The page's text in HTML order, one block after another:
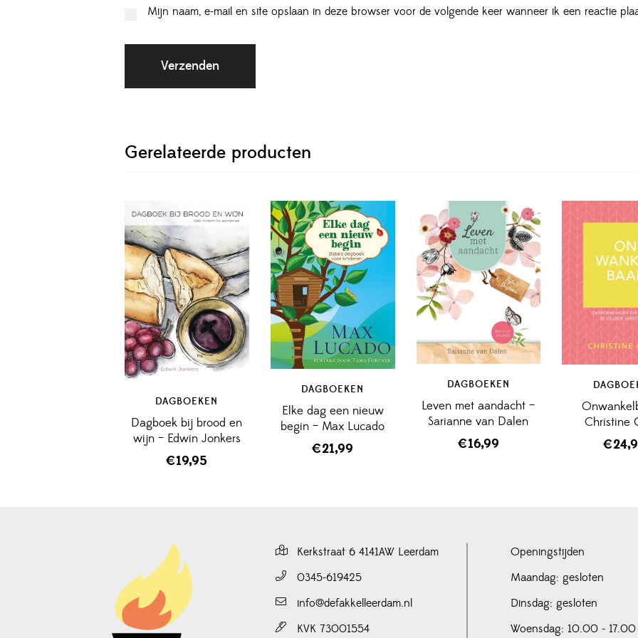
Mijn naam, e-mail en site opslaan in deze browser voor de volgende keer wanneer ik een reactie
Gerelateerde producten
DAGBOEKEN
Dagboek bij brood en
wijn – Edwin Jonkers
€19,95
DAGBOEKEN
Elke dag een nieuw
begin – Max Lucado
€21,99
DAGBOEKEN
Leven met aandacht –
Sarianne van Dalen
€16,99
Christine
€
Kerkstraat 6 4141AW Leerdam
0345-619425
info@defakkelleerdam.nl
KVK 73001554
Openingstijden
Maandag: gesloten
Dinsdag: gesloten
Woensdag: 10.00 - 17.00